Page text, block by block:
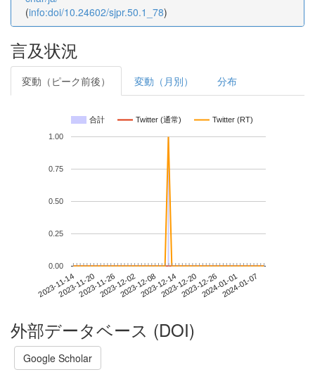
(info:doi/10.24602/sjpr.50.1_78)
言及状況
変動（ピーク前後） 変動（月別） 分布
合計 Twitter (通常) Twitter (RT)
2023-11-142023-11-202023-11-262023-12-022023-12-082023-12-142023-12-202023-12-262024-01-012024-01-07
0.00
0.25
0.50
0.75
1.00
外部データベース (DOI)
Google Scholar